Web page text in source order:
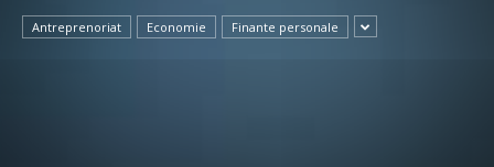
Antreprenoriat Economie Finante personale